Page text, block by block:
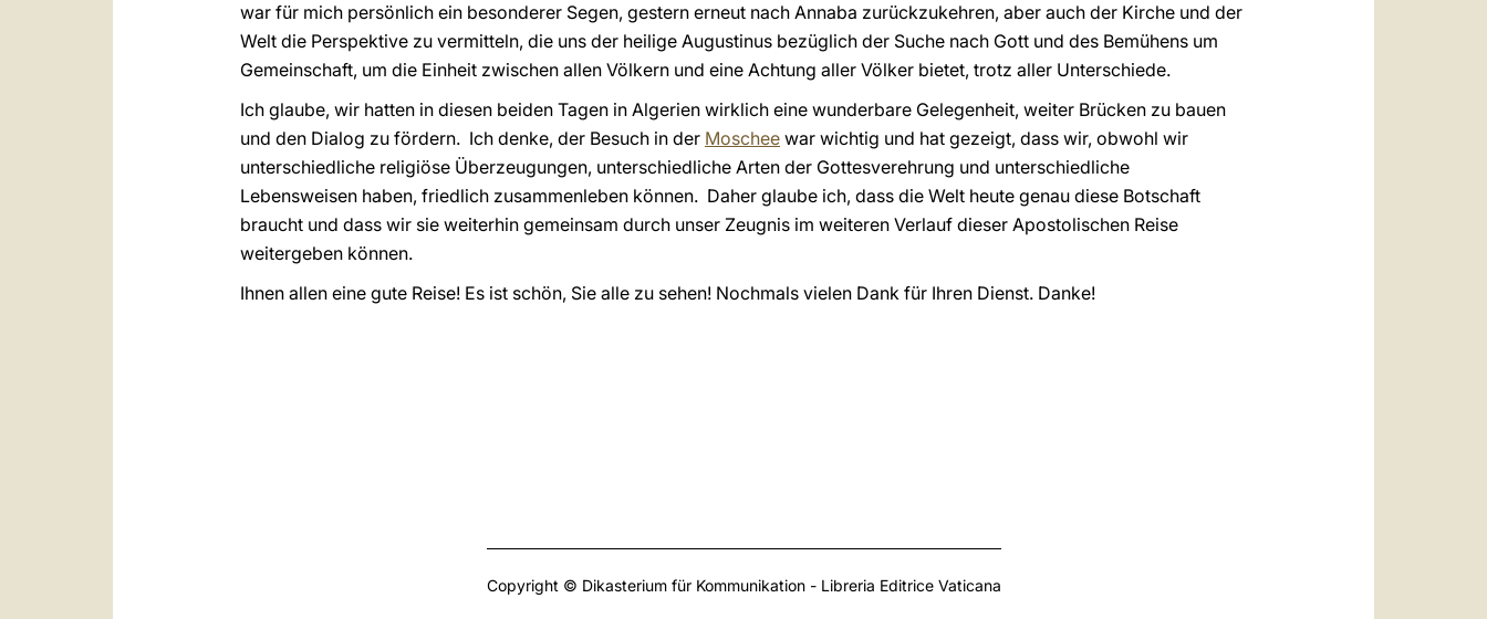
war für mich persönlich ein besonderer Segen, gestern erneut nach Annaba zurückzukehren, aber auch der Kirche und der
Welt die Perspektive zu vermitteln, die uns der heilige Augustinus bezüglich der Suche nach Gott und des Bemühens um
Gemeinschaft, um die Einheit zwischen allen Völkern und eine Achtung aller Völker bietet, trotz aller Unterschiede.
Ich glaube, wir hatten in diesen beiden Tagen in Algerien wirklich eine wunderbare Gelegenheit, weiter Brücken zu bauen
und den Dialog zu fördern. Ich denke, der Besuch in der Moschee war wichtig und hat gezeigt, dass wir, obwohl wir
unterschiedliche religiöse Überzeugungen, unterschiedliche Arten der Gottesverehrung und unterschiedliche
Lebensweisen haben, friedlich zusammenleben können. Daher glaube ich, dass die Welt heute genau diese Botschaft
braucht und dass wir sie weiterhin gemeinsam durch unser Zeugnis im weiteren Verlauf dieser Apostolischen Reise
weitergeben können.
Ihnen allen eine gute Reise! Es ist schön, Sie alle zu sehen! Nochmals vielen Dank für Ihren Dienst. Danke!
Copyright © Dikasterium für Kommunikation - Libreria Editrice Vaticana